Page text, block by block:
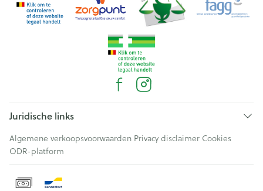
Juridische links
Algemene verkoopsvoorwaarden Privacy disclaimer Cookies
ODR-platform